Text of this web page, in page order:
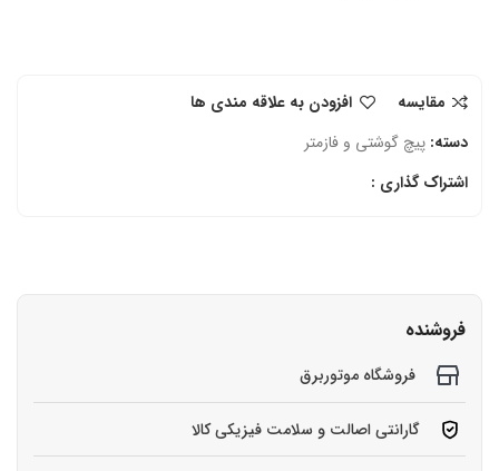
مقایسه
افزودن به علاقه مندی ها
دسته: پیچ گوشتی و فازمتر
اشتراک گذاری :
فروشنده
فروشگاه موتوربرق
گارانتی اصالت و سلامت فیزیکی کالا